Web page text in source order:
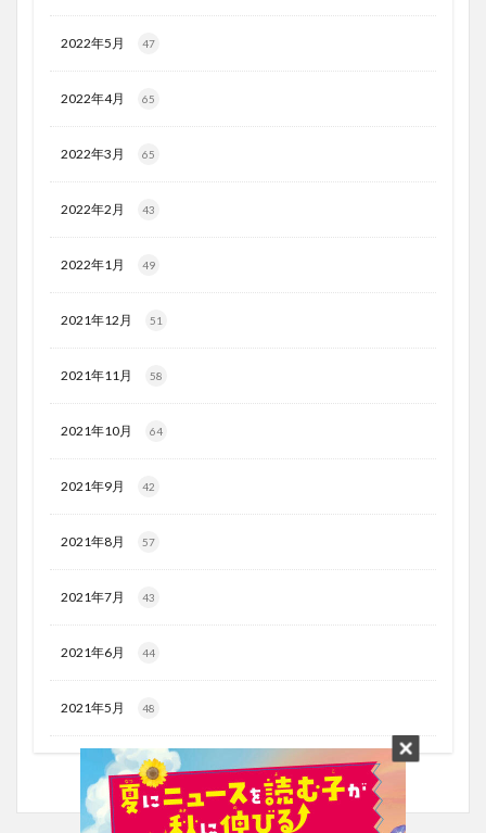
2022年5月 47
2022年4月 65
2022年3月 65
2022年2月 43
2022年1月 49
2021年12月 51
2021年11月 58
2021年10月 64
2021年9月 42
2021年8月 57
2021年7月 43
2021年6月 44
2021年5月 48